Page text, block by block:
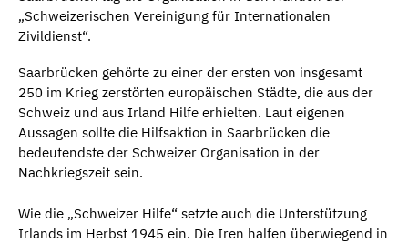
„Schweizerischen Vereinigung für Internationalen
Zivildienst“.
Saarbrücken gehörte zu einer der ersten von insgesamt
250 im Krieg zerstörten europäischen Städte, die aus der
Schweiz und aus Irland Hilfe erhielten. Laut eigenen
Aussagen sollte die Hilfsaktion in Saarbrücken die
bedeutendste der Schweizer Organisation in der
Nachkriegszeit sein.
Wie die „Schweizer Hilfe“ setzte auch die Unterstützung
Irlands im Herbst 1945 ein. Die Iren halfen überwiegend in